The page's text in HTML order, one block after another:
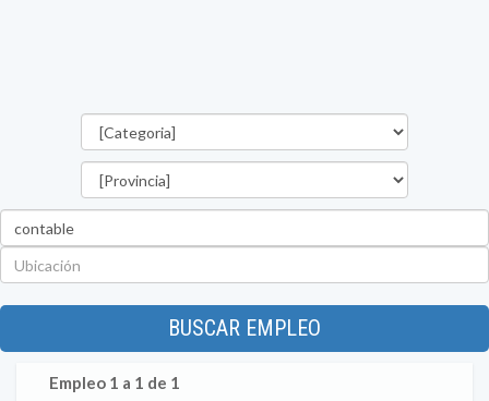
BUSCAR EMPLEO
Empleo 1 a 1 de 1